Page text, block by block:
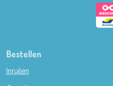
Bestellen
Inruilen